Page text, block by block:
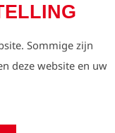
Sommige zijn
deze website en uw
lock zien.
Aantal